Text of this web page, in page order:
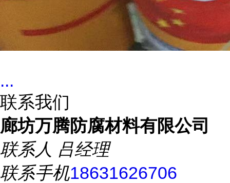
...
联系我们
廊坊万腾防腐材料有限公司
联系人 吕经理
联系手机18631626706